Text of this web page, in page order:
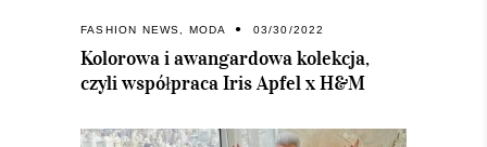
FASHION NEWS MODA 03/30/2022
Kolorowa i awangardowa kolekcja,
czyli współpraca Iris Apfel x H&M